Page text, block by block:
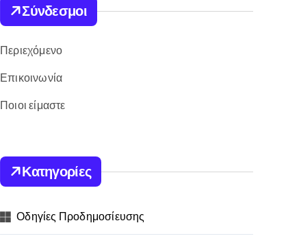
Σύνδεσμοι
Περιεχόμενο
Επικοινωνία
Ποιοι είμαστε
Κατηγορίες
Οδηγίες Προδημοσίευσης